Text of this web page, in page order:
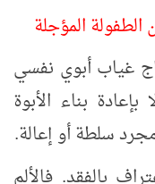
المؤجلة
غياب أبوي نفسي
بناء الأبوة
سلطة أو إعالة.